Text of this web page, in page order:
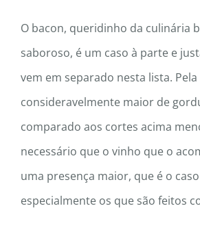
O bacon, queridinho da culinária
saboroso, é um caso à parte e
vem em separado nesta lista.
consideravelmente maior de
comparado aos cortes acima
necessário que o vinho que o
uma presença maior, que é o
especialmente os que são feitos